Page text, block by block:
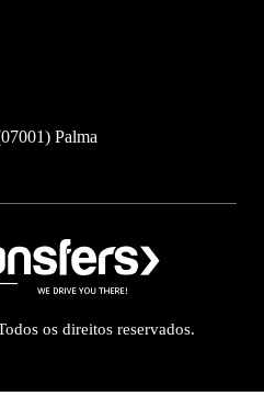
Palma
os direitos reservados.